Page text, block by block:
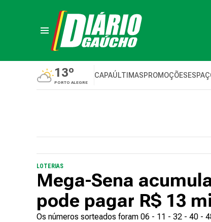
13º
PORTO ALEGRE
CAPAÚLTIMASPROMOÇÕES
LOTERIAS
Mega-Sena
pode pagar R$ 13
Os números sorteados foram 06 - 11 - 32 - 40 -